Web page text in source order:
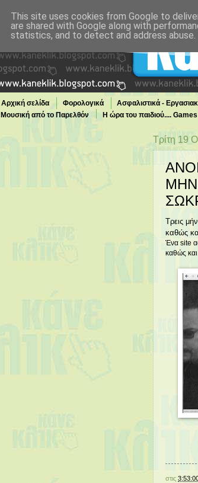
Αρχική σελίδα Φορολογικά Ασφαλιστικά -
Μουσική από το Παρελθόν
Η ώρα του παιδιού.... Games
Τρίτη 19
Τρεις
καθώς
Ένα site
καθώς
στις
This site uses cookies from Google to
are shared with Google along with
statistics, and to detect and address abuse.